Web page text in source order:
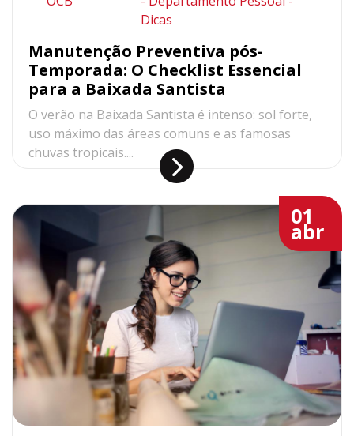
Dicas
Manutenção Preventiva pós-
Temporada: O Checklist Essencial
para a Baixada Santista
O verão na Baixada Santista é intenso: sol forte,
uso máximo das áreas comuns e as famosas
chuvas tropicais....
01
abr